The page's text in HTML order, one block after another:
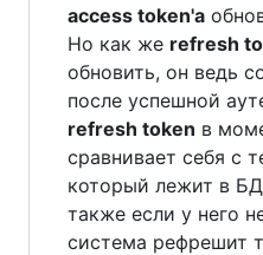
access token'a
Но как же refresh
обновить, он ведь
после успешной
refresh token в
сравнивает себя с
который лежит в БД
также если у него
система рефрешит